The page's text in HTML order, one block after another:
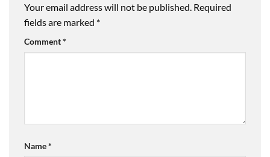
Your email address will not be published. Required
fields are marked *
Comment*
Name*